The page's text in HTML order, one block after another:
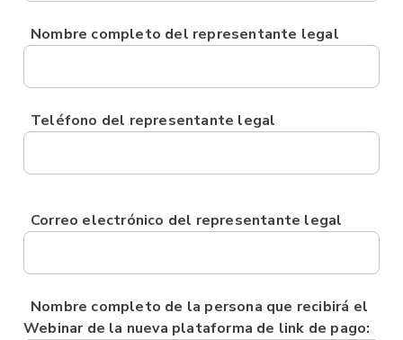
Nombre completo del representante legal
Teléfono del representante legal
Correo electrónico del representante legal
Nombre completo de la persona que recibirá el
Webinar de la nueva plataforma de link de pago: